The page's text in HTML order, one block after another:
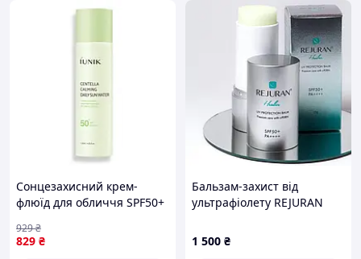
Сонцезахисний крем-
флюїд для обличчя SPF50+
Calming Daily Sun Water з
центелою 120 мл
829 ₴
929₴
Бальзам-захист від
ультрафіолету REJURAN
SPF50+
1 500 ₴